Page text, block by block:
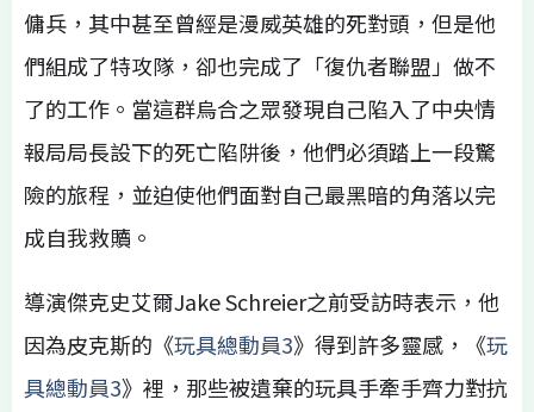
傭兵，其中甚至曾經是漫威英雄的死對頭，但是他
們組成了特攻隊，卻也完成了「復仇者聯盟」做不
了的工作。當這群烏合之眾發現自己陷入了中央情
報局局長設下的死亡陷阱後，他們必須踏上一段驚
險的旅程，並迫使他們面對自己最黑暗的角落以完
成自我救贖。
導演傑克史艾爾Jake Schreier之前受訪時表示，他
因為皮克斯的《玩具總動員3》得到許多靈感，《玩
具總動員3》裡，那些被遺棄的玩具手牽手齊力對抗